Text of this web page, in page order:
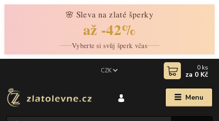
🌸 Sleva na zlaté šperky
až -42%
Vyberte si svůj šperk včas
Menu
CZK 0 ks
za 0 Kč